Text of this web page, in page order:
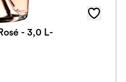
- 3,0 L-